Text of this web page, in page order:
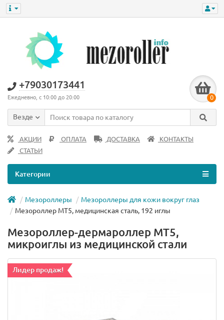
+79030173441
Ежедневно, с 10:00 до 20:00 0
Везде
АКЦИИ ОПЛАТА ДОСТАВКА
КОНТАКТЫ
СТАТЬИ
Категории
Мезороллеры
Мезороллеры для кожи вокруг глаз
Мезороллер MT5, медицинская сталь, 192 иглы
Мезороллер-дермароллер MT5,
микроиглы из медицинской стали
Лидер продаж!